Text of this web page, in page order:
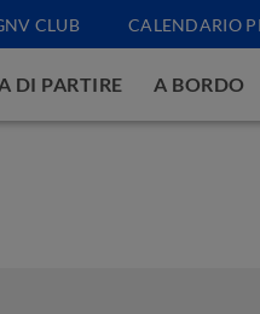
CLUB CALENDARIO
DI PARTIRE A BORDO